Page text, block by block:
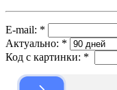
E-mail: *
Актуально: *
Код с картинки: *